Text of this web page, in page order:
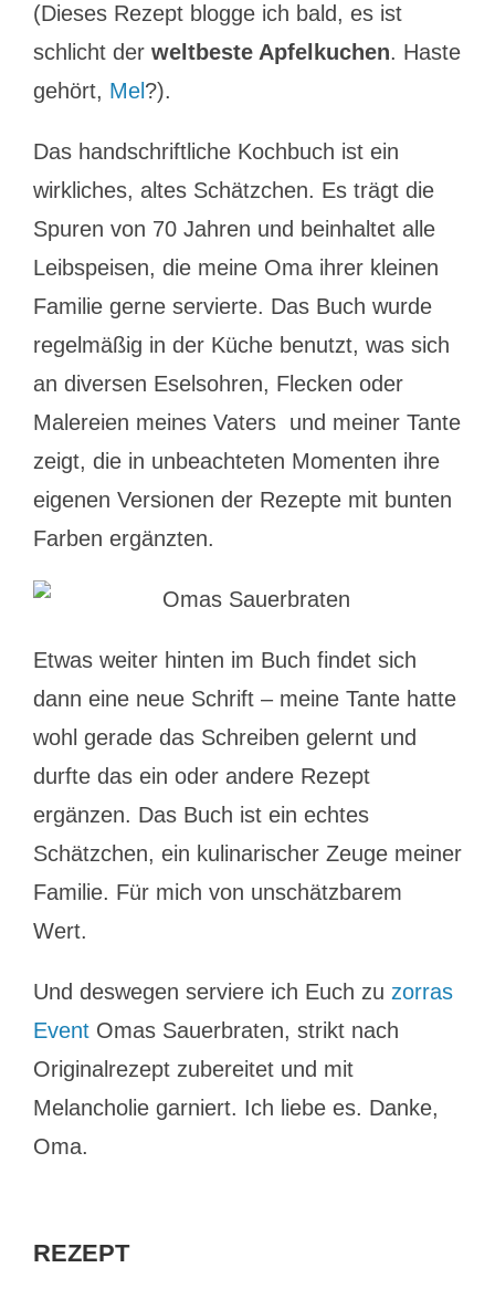
(Dieses Rezept blogge ich bald, es ist
schlicht der weltbeste Apfelkuchen. Haste
gehört, Mel ?).
Das handschriftliche Kochbuch ist ein
wirkliches, altes Schätzchen. Es trägt die
Spuren von 70 Jahren und beinhaltet alle
Leibspeisen, die meine Oma ihrer kleinen
Familie gerne servierte. Das Buch wurde
regelmäßig in der Küche benutzt, was sich
an diversen Eselsohren, Flecken oder
Malereien meines Vaters und meiner Tante
zeigt, die in unbeachteten Momenten ihre
eigenen Versionen der Rezepte mit bunten
Farben ergänzten.
Etwas weiter hinten im Buch findet sich
dann eine neue Schrift – meine Tante hatte
wohl gerade das Schreiben gelernt und
durfte das ein oder andere Rezept
ergänzen. Das Buch ist ein echtes
Schätzchen, ein kulinarischer Zeuge meiner
Familie. Für mich von unschätzbarem
Wert.
Und deswegen serviere ich Euch zu zorras
EventOmas Sauerbraten, strikt nach
Originalrezept zubereitet und mit
Melancholie garniert. Ich liebe es. Danke,
Oma.
REZEPT